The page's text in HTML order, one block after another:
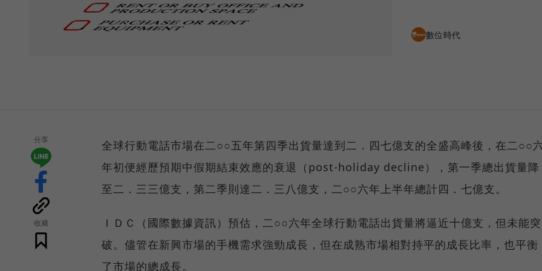
數位時代
分享
收藏
全球行動電話市場在二○○五年第四季出貨量達到二．四七億支的全盛高峰後，在二○○
年初便經歷預期中假期結束效應的衰退（post-holiday decline），第一季總出貨量降
至二．三三億支，第二季則達二．三八億支，二○○六年上半年總計四．七億支。
ＩＤＣ（國際數據資訊）預估，二○○六年全球行動電話出貨量將逼近十億支，但未能突
破。儘管在新興市場的手機需求強勁成長，但在成熟市場相對持平的成長比率，也平衡
了市場的總成長。